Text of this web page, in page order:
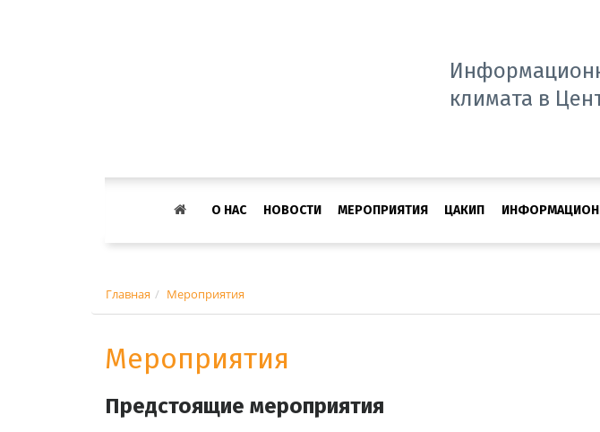
климата в
О НАС НОВОСТИ МЕРОПРИЯТИЯ ЦАКИП
Главная Мероприятия
Мероприятия
Предстоящие мероприятия